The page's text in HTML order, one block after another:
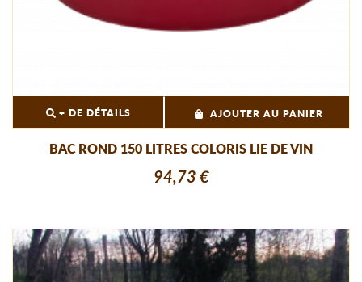
+ DE DÉTAILS AJOUTER AU PANIER
BAC ROND 150 LITRES COLORIS LIE DE VIN
94,73 €